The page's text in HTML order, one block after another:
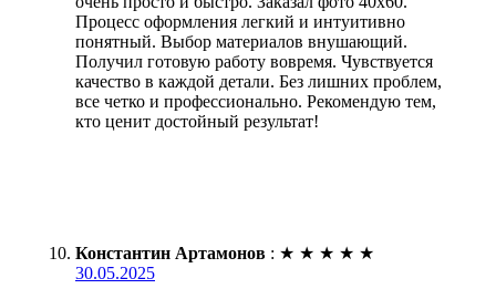
Процесс оформления легкий и интуитивно
понятный. Выбор материалов внушающий.
Получил готовую работу вовремя. Чувствуется
качество в каждой детали. Без лишних проблем,
все четко и профессионально. Рекомендую тем,
кто ценит достойный результат!
Константин Артамонов : ★ ★ ★ ★ ★
30.05.2025